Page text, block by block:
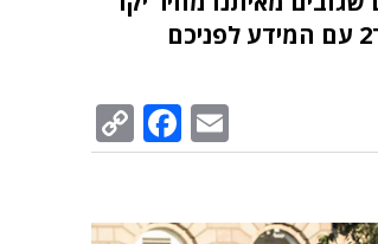
Email
Facebook
Link